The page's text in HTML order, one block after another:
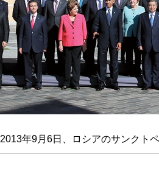
2013年9月6日、ロシアのサンクト